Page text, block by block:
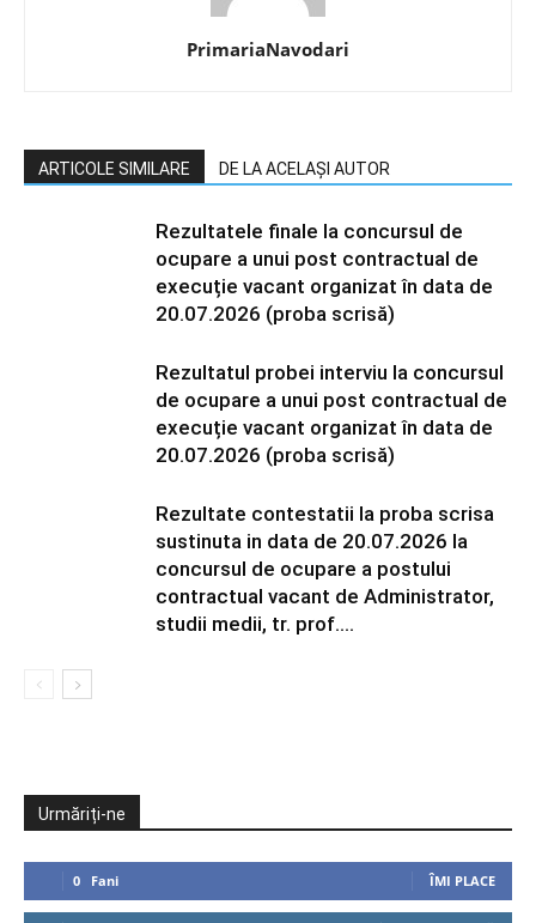
PrimariaNavodari
ARTICOLE SIMILARE DE LA ACELAȘI AUTOR
Rezultatele finale la concursul de
ocupare a unui post contractual de
execuție vacant organizat în data de
20.07.2026 (proba scrisă)
Rezultatul probei interviu la concursul
de ocupare a unui post contractual de
execuție vacant organizat în data de
20.07.2026 (proba scrisă)
Rezultate contestatii la proba scrisa
sustinuta in data de 20.07.2026 la
concursul de ocupare a postului
contractual vacant de Administrator,
studii medii, tr. prof....
Urmăriți-ne
0 Fani ÎMI PLACE